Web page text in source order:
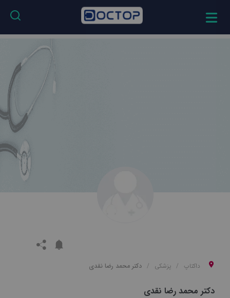
داکتاپ پزشکی دکتر محمد رضا نقدی
دکتر محمد رضا نقدی